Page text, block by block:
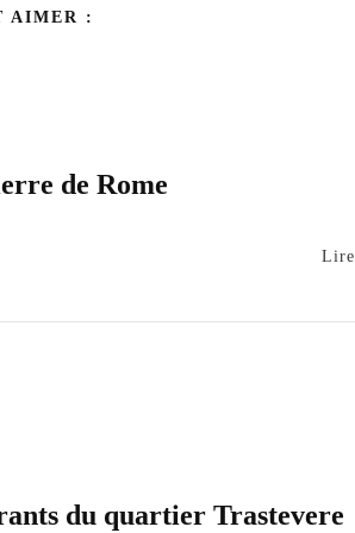
AIMER :
de Rome
Lire
du quartier Trastevere